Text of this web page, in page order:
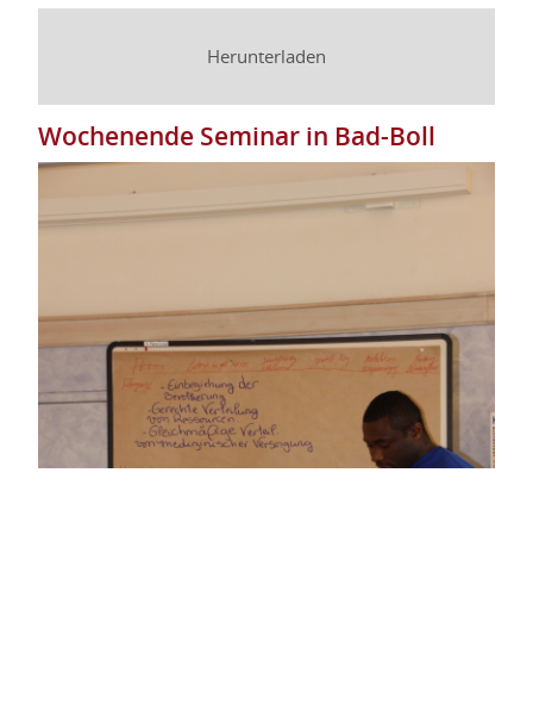
Herunterladen
Wochenende Seminar in Bad-Boll